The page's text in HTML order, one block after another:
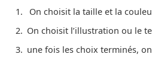
On choisit la taille et la
On choisit l’illustration ou le
une fois les choix terminés,